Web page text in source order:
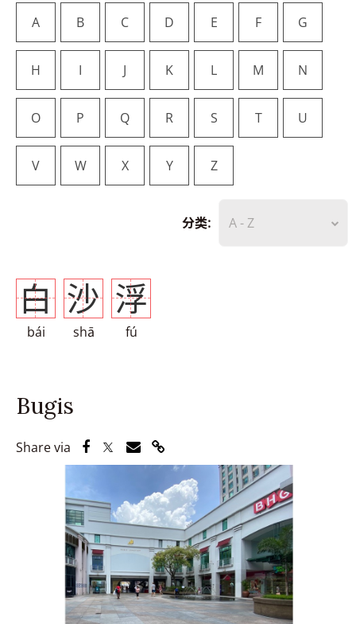
A
B C D E F G
H I J K L M N
O P Q R S T U
V W X Y Z
分类: A - Z
白
bái
沙
shā
浮
fú
Bugis
Share via Share via Facebook
Share via Twitter
Share via Email
Share via Link